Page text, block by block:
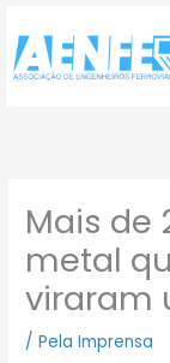
para
conteúdo
Mais de
metal
viraram
/Pela Imprensa